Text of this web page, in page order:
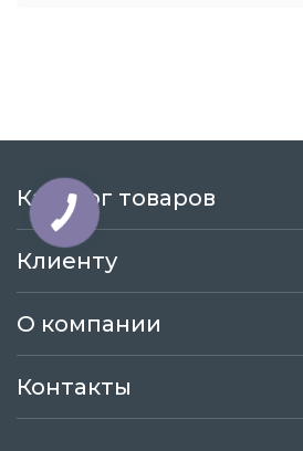
Каталог товаров
Клиенту
О компании
Контакты